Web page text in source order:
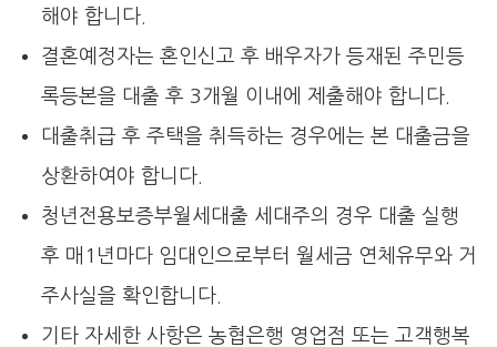
해야 합니다.
결혼예정자는 혼인신고 후 배우자가 등재된 주민등
록등본을 대출 후 3개월 이내에 제출해야 합니다.
대출취급 후 주택을 취득하는 경우에는 본 대출금을
상환하여야 합니다.
청년전용보증부월세대출 세대주의 경우 대출 실행
후 매1년마다 임대인으로부터 월세금 연체유무와 거
주사실을 확인합니다.
기타 자세한 사항은 농협은행 영업점 또는 고객행복